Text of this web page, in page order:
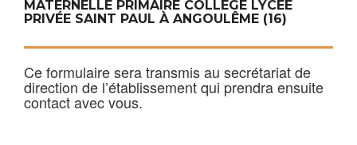
MATERNELLE PRIMAIRE COLLÈGE LYCÉE
PRIVÉE SAINT PAUL À ANGOULÊME (16)
Ce formulaire sera transmis au secrétariat de
direction de l’établissement qui prendra ensuite
contact avec vous.